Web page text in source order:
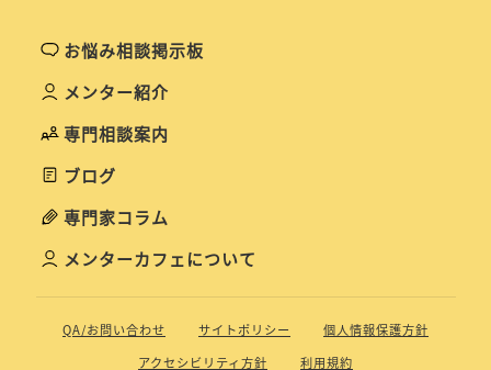
お悩み相談掲示板
メンター紹介
専門相談案内
ブログ
専門家コラム
メンターカフェについて
QA/お問い合わせ サイトポリシー
個人情報保護方針
アクセシビリティ方針
利用規約